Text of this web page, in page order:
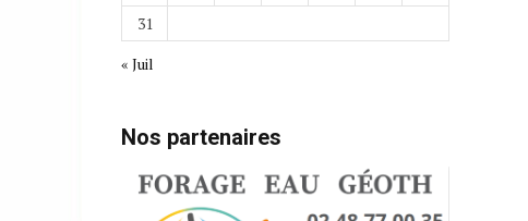
31
« Juil
Nos partenaires